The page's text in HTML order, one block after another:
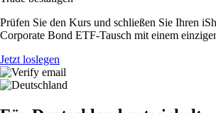
Prüfen Sie den Kurs und schließen Sie Ihren
Corporate Bond ETF-Tausch mit einem
Jetzt loslegen